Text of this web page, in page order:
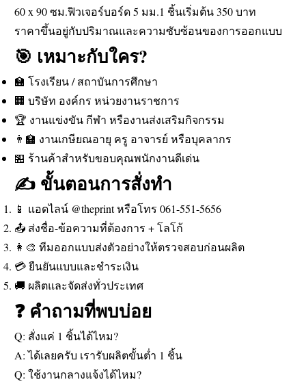
60 x 90 ซม.ฟิวเจอร์บอร์ด 5 มม.1 ชิ้นเริ่มต้น 350 บาท
ราคาขึ้นอยู่กับปริมาณและความซับซ้อนของการออกแบบ
🎯 เหมาะกับใคร?
🏫 โรงเรียน / สถาบันการศึกษา
🏢 บริษัท องค์กร หน่วยงานราชการ
🏆 งานแข่งขัน กีฬา หรืองานส่งเสริมกิจกรรม
👨‍🏫 งานเกษียณอายุ ครู อาจารย์ หรือบุคลากร
🏪 ร้านค้าสำหรับขอบคุณพนักงานดีเด่น
✍️ ขั้นตอนการสั่งทำ
📱 แอดไลน์ @theprint หรือโทร 061-551-5656
📤 ส่งชื่อ-ข้อความที่ต้องการ + โลโก้
👩‍🎨 ทีมออกแบบส่งตัวอย่างให้ตรวจสอบก่อนผลิต
💳 ยืนยันแบบและชำระเงิน
🚚 ผลิตและจัดส่งทั่วประเทศ
❓ คำถามที่พบบ่อย
Q: สั่งแค่ 1 ชิ้นได้ไหม?
A: ได้เลยครับ เรารับผลิตขั้นต่ำ 1 ชิ้น
Q: ใช้งานกลางแจ้งได้ไหม?